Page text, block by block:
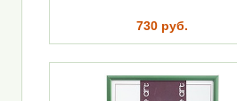
730 руб.